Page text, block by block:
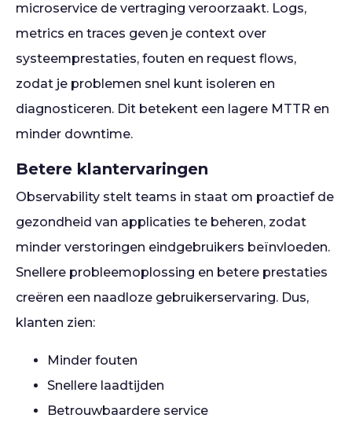
microservice de vertraging veroorzaakt. Logs,
metrics en traces geven je context over
systeemprestaties, fouten en request flows,
zodat je problemen snel kunt isoleren en
diagnosticeren. Dit betekent een lagere MTTR en
minder downtime.
Betere klantervaringen
Observability stelt teams in staat om proactief de
gezondheid van applicaties te beheren, zodat
minder verstoringen eindgebruikers beïnvloeden.
Snellere probleemoplossing en betere prestaties
creëren een naadloze gebruikerservaring. Dus,
klanten zien:
Minder fouten
Snellere laadtijden
Betrouwbaardere service